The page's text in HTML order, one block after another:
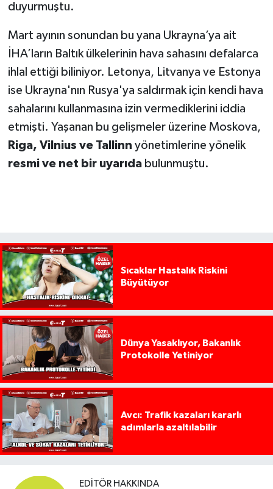
duyurmuştu.
Mart ayının sonundan bu yana Ukrayna’ya ait
İHA’ların Baltık ülkelerinin hava sahasını defalarca
ihlal ettiği biliniyor. Letonya, Litvanya ve Estonya
ise Ukrayna'nın Rusya'ya saldırmak için kendi hava
sahalarını kullanmasına izin vermediklerini iddia
etmişti. Yaşanan bu gelişmeler üzerine Moskova,
Riga, Vilnius ve Tallinn yönetimlerine yönelik
resmi ve net bir uyarıda bulunmuştu.
Sıcaklar Hastalık Riskini
Büyütüyor
Dünya Yasaklıyor, Bakanlık
Protokolle Yetiniyor
Avcı: Trafik kazaları kararlı
adımlarla azaltılabilir
EDITÖR HAKKINDA